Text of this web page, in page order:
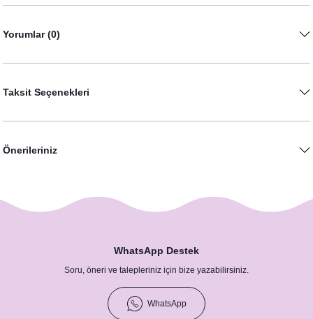
Pembe Çiçekler Gold Konsept Fotoğraf Çerçevesi
Yorumlar (0)
Taksit Seçenekleri
Önerileriniz
WhatsApp Destek
Soru, öneri ve talepleriniz için bize yazabilirsiniz.
WhatsApp